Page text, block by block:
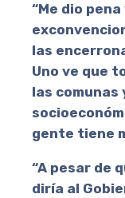
“Me dio
las
Uno ve que
las
gente tiene
“A pesar de
diría al